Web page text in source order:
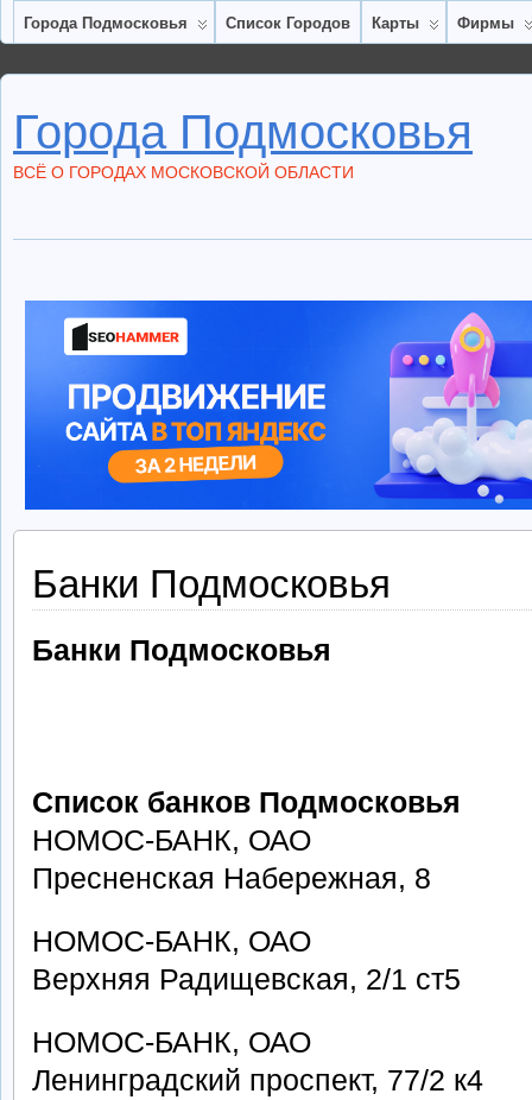
Города Подмосковья Список Городов Карты Фирмы
Города Подмосковья
ВСЁ О ГОРОДАХ МОСКОВСКОЙ ОБЛАСТИ
Банки Подмосковья
Банки Подмосковья
Список банков Подмосковья
НОМОС-БАНК, ОАО
Пресненская Набережная, 8
НОМОС-БАНК, ОАО
Верхняя Радищевская, 2/1 ст5
НОМОС-БАНК, ОАО
Ленинградский проспект, 77/2 к4